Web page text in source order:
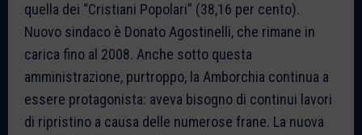
quella dei “Cristiani Popolari” (38,16 per cento).
Nuovo sindaco è Donato Agostinelli, che rimane in
carica fino al 2008. Anche sotto questa
amministrazione, purtroppo, la Amborchia continua a
essere protagonista: aveva bisogno di continui lavori
di ripristino a causa delle numerose frane. La nuova